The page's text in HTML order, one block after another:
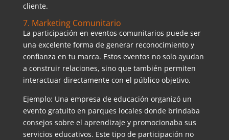
cliente.
7. Marketing Comunitario
La participación en eventos comunitarios puede ser
una excelente forma de generar reconocimiento y
confianza en tu marca. Estos eventos no solo ayudan
a construir relaciones, sino que también permiten
interactuar directamente con el público objetivo.
Ejemplo: Una empresa de educación organizó un
evento gratuito en parques locales donde brindaba
consejos sobre el aprendizaje y promocionaba sus
servicios educativos. Este tipo de participación no